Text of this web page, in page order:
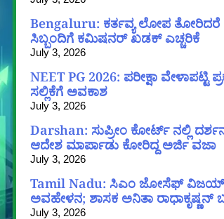
Bengaluru: ಕರ್ತವ್ಯ ಲೋಪ
ಸಿಬ್ಬಂದಿಗೆ ಕಮಿಷನರ್ ಖಡಕ್ ಎಚ್ಚರಿಕೆ
July 3, 2026
NEET PG 2026: ಪರೀಕ್ಷಾ ವೇಳಾಪಟ್ಟಿ
ಸಲ್ಲಿಕೆಗೆ ಅವಕಾಶ
July 3, 2026
Darshan: ಸುಪ್ರೀಂ ಕೋರ್ಟ್ ನಲ್ಲಿ
ಆದೇಶ ಮಾರ್ಪಾಡು ಕೋರಿದ್ದ ಅರ್ಜಿ ವಜಾ
July 3, 2026
Tamil Nadu: ಸಿಎಂ ಜೋಸೆಫ್ ವಿಜಯ್
ಅವಹೇಳನ; ಶಾಸಕ ಅನಿತಾ ರಾಧಾಕೃಷ್ಣನ್
July 3, 2026